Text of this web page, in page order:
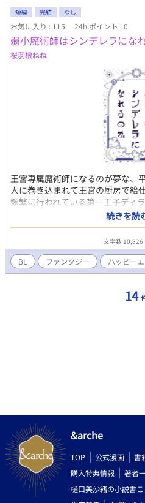
短編 完結 なし
お気に入り : 115 24h.ポイント : 0
弱小魔術師はシンデレラにな
桜羽根ねね
王宮専属魔術師になるのが夢な、
人に巻き込まれて王宮の厨房で給
頻繁に行われている第一王子ディ
ィーで、毎日のように大忙し。そ
密の友人が出来て──。 シンデレ
こねこねしたなんちゃってファン
続きを読
文字数 10,826
BL ファンタジー ハッピー
14
&arche
TOP 公式漫画 書
購入特典情報
著者
樋口美沙緒の小説書こ